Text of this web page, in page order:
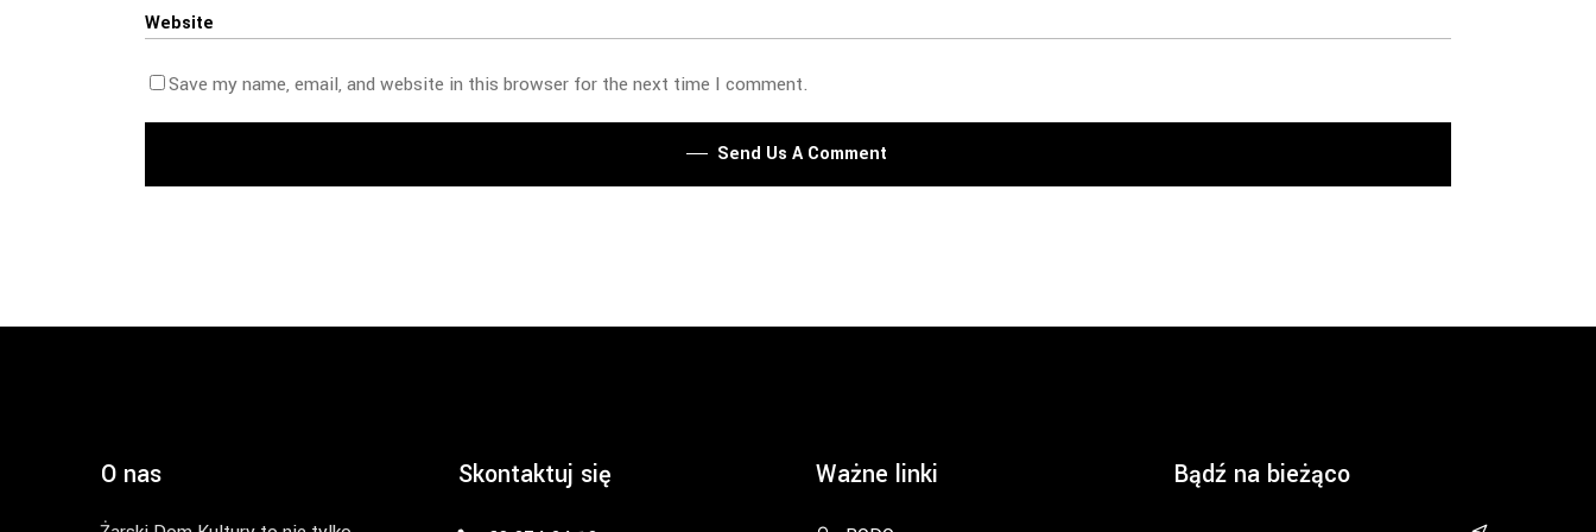
Save my name, email, and website in this browser for the next time I comment.
Send Us A Comment
O nas Skontaktuj się Ważne linki Bądź na bieżąco